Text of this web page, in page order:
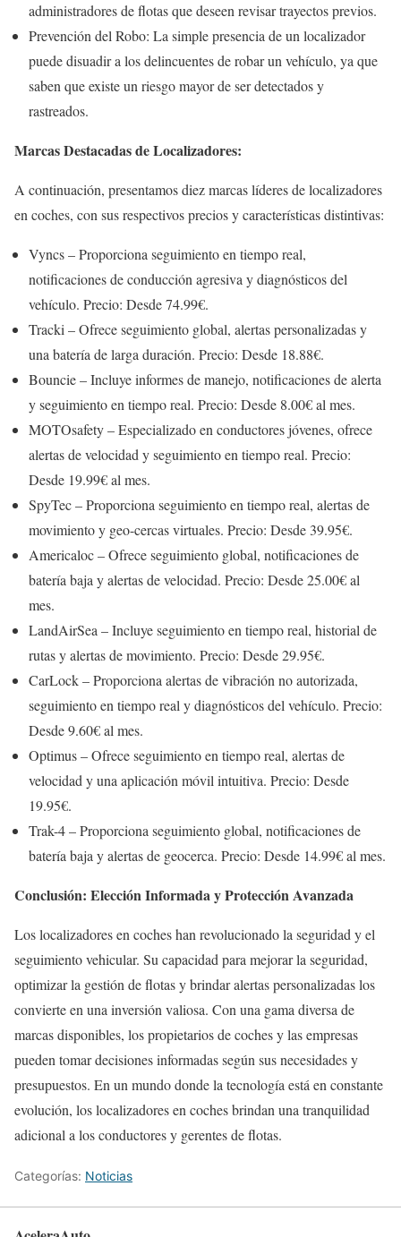
administradores de flotas que deseen revisar trayectos previos.
Prevención del Robo: La simple presencia de un localizador
puede disuadir a los delincuentes de robar un vehículo, ya que
saben que existe un riesgo mayor de ser detectados y
rastreados.
Marcas Destacadas de Localizadores:
A continuación, presentamos diez marcas líderes de localizadores
en coches, con sus respectivos precios y características distintivas:
Vyncs – Proporciona seguimiento en tiempo real,
notificaciones de conducción agresiva y diagnósticos del
vehículo. Precio: Desde 74.99€.
Tracki – Ofrece seguimiento global, alertas personalizadas y
una batería de larga duración. Precio: Desde 18.88€.
Bouncie – Incluye informes de manejo, notificaciones de alerta
y seguimiento en tiempo real. Precio: Desde 8.00€ al mes.
MOTOsafety – Especializado en conductores jóvenes, ofrece
alertas de velocidad y seguimiento en tiempo real. Precio:
Desde 19.99€ al mes.
SpyTec – Proporciona seguimiento en tiempo real, alertas de
movimiento y geo-cercas virtuales. Precio: Desde 39.95€.
Americaloc – Ofrece seguimiento global, notificaciones de
batería baja y alertas de velocidad. Precio: Desde 25.00€ al
mes.
LandAirSea – Incluye seguimiento en tiempo real, historial de
rutas y alertas de movimiento. Precio: Desde 29.95€.
CarLock – Proporciona alertas de vibración no autorizada,
seguimiento en tiempo real y diagnósticos del vehículo. Precio:
Desde 9.60€ al mes.
Optimus – Ofrece seguimiento en tiempo real, alertas de
velocidad y una aplicación móvil intuitiva. Precio: Desde
19.95€.
Trak-4 – Proporciona seguimiento global, notificaciones de
batería baja y alertas de geocerca. Precio: Desde 14.99€ al mes.
Conclusión: Elección Informada y Protección Avanzada
Los localizadores en coches han revolucionado la seguridad y el
seguimiento vehicular. Su capacidad para mejorar la seguridad,
optimizar la gestión de flotas y brindar alertas personalizadas los
convierte en una inversión valiosa. Con una gama diversa de
marcas disponibles, los propietarios de coches y las empresas
pueden tomar decisiones informadas según sus necesidades y
presupuestos. En un mundo donde la tecnología está en constante
evolución, los localizadores en coches brindan una tranquilidad
adicional a los conductores y gerentes de flotas.
Categorías: Noticias